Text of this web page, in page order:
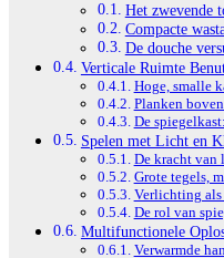
Het zwevende
Compacte
De douche
Verticale Ruimte
Hoge, smalle
Planken
De
Spelen met Licht en
De kracht van
Grote tegels,
Verlichting als
De rol van
Multifunctionele
Verwarmde